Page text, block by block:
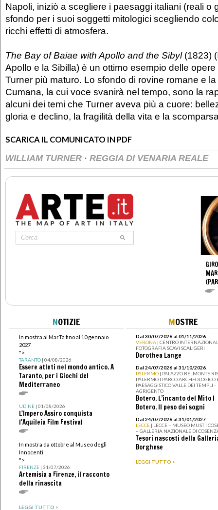
Napoli, iniziò a scegliere i paesaggi italiani (reali o
sfondo per i suoi soggetti mitologici scegliendo
ricchi effetti di atmosfera.
The Bay of Baiae with Apollo and the Sibyl(1823)
Apollo e la Sibilla) è un ottimo esempio delle
Turner più maturo. Lo sfondo di rovine romane e
Cumana, la cui voce svanirà nel tempo, sono la
alcuni dei temi che Turner aveva più a cuore:
gloria e declino, la fragilità della vita e la
SCARICA IL COMUNICATO IN PDF
WILLIAM TURNER · REGGIA DI VENARIA REALE
NOTIZIE
In mostra al MarTa fino al 10 gennaio
2027
">
TARANTO| 04/08/2026
Essere atleti nel mondo antico. A
Taranto, per i Giochi del
Mediterraneo
UDINE| 01/08/2026
L'Impero Assiro conquista
l'Aquileia Film Festival
In mostra da ottobre al Museo degli
Innocenti
">
FIRENZE| 31/07/2026
Artemisia a Firenze, il racconto
della rinascita
LEGGI TUTTO >
MOSTRE
Dal 30/07/2026 al 01/11/2026
VERONA | CENTRO
FOTOGRAFIA SCAVI SCALIGERI
Dorothea Lange
Dal 24/07/2026 al 31/10/2026
PALERMO | PALAZZO BELMONTE
PALERMO I PARCO ARCHEOLOGICO
PAESAGGISTICO VALLE DEI TEMPLI -
AGRIGENTO
Botero. L’incanto del Mito I
Botero. Il peso dei sogni
Dal 24/07/2026 al 31/01/2027
LECCE | LECCE – MUSEO MUST I
– GALLERIA NAZIONALE DI
Tesori nascosti della
Borghese
LEGGI TUTTO >